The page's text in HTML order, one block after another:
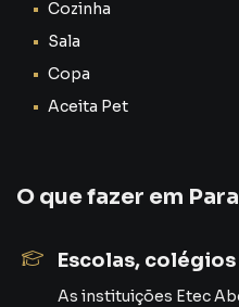
Cozinha
Sala
Copa
Aceita Pet
O que fazer em
Escolas,
As instituições Etec